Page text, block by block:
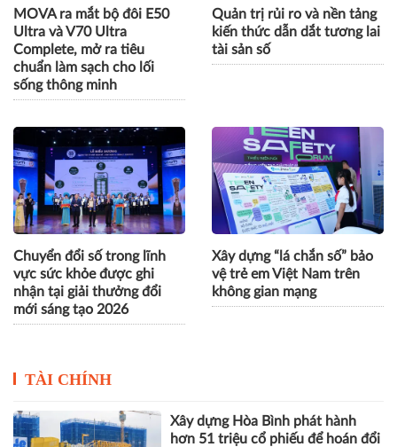
MOVA ra mắt bộ đôi E50
Ultra và V70 Ultra
Complete, mở ra tiêu
chuẩn làm sạch cho lối
sống thông minh
Quản trị rủi ro và nền tảng
kiến thức dẫn dắt tương lai
tài sản số
Chuyển đổi số trong lĩnh
vực sức khỏe được ghi
nhận tại giải thưởng đổi
mới sáng tạo 2026
Xây dựng “lá chắn số” bảo
vệ trẻ em Việt Nam trên
không gian mạng
TÀI CHÍNH
Xây dựng Hòa Bình phát hành
hơn 51 triệu cổ phiếu để hoán đổi